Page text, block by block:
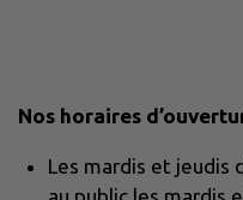
Nos horaires
Les mardis et jeudis